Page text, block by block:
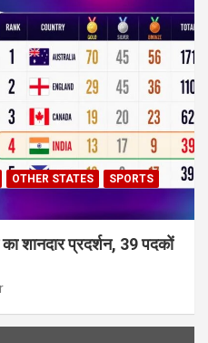
OTHER STATES
SPORTS
शानदार प्रदर्शन, 39 पदकों